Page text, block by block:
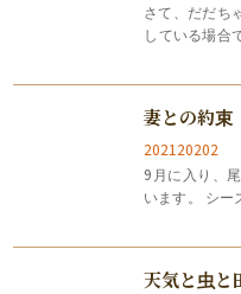
さて、だだち
している場合
とありますか
妻との約束
202120202
9月に入り、
います。 シー
たくさんのご
天気と虫と